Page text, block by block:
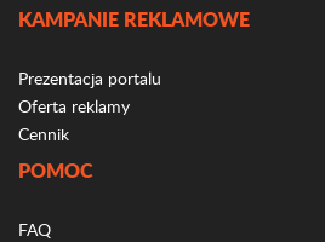
KAMPANIE REKLAMOWE
Prezentacja portalu
Oferta reklamy
Cennik
POMOC
FAQ